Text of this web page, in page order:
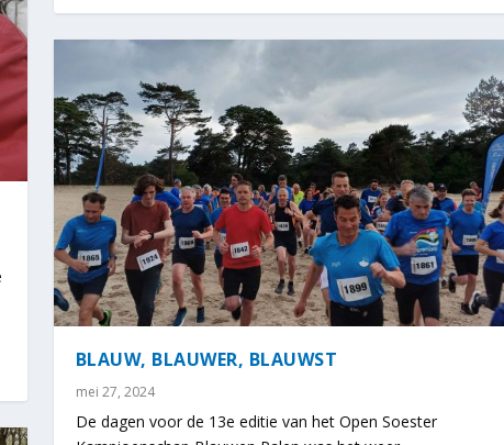
BLAUW, BLAUWER, BLAUWST
mei 27, 2024
De dagen voor de 13e editie van het Open Soester